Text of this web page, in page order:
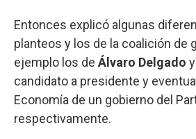
Entonces explicó algunas
planteos y los de la coalición de
ejemplo los de Álvaro Delgado y
candidato a presidente y
Economía de un gobierno del
respectivamente.